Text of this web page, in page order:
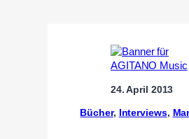
24. April 2013
Bücher, Interviews,